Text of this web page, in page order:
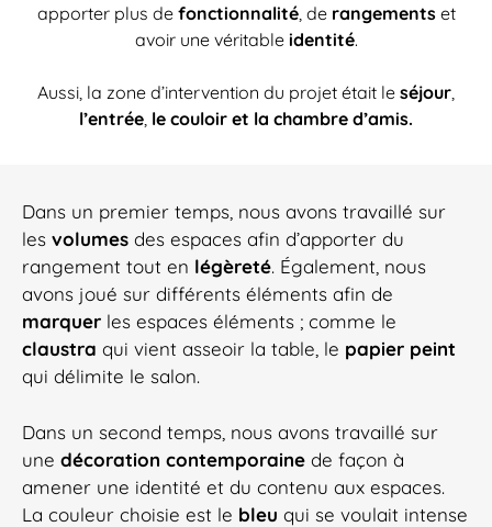
apporter plus de fonctionnalité, de rangementset
avoir une véritable identité.
Aussi, la zone d’intervention du projet était le séjour,
l’entrée, le couloir et la chambre d’amis.
Dans un premier temps, nous avons travaillé sur
les volumes des espaces afin d’apporter du
rangement tout en légèreté. Également, nous
avons joué sur différents éléments afin de
marquer les espaces éléments ; comme le
claustra qui vient asseoir la table, le papier peint
qui délimite le salon.
Dans un second temps, nous avons travaillé sur
une décoration contemporaine de façon à
amener une identité et du contenu aux espaces.
La couleur choisie est le bleu qui se voulait intense